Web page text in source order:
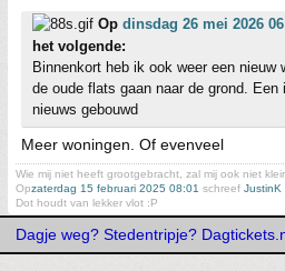
Op dinsdag 26 mei 2026
het volgende:
Binnenkort heb ik ook weer een nieuw
de oude flats gaan naar de grond.
nieuws gebouwd
Meer woningen. Of evenveel
Wie mij niet heeft grootgebracht, zal mij ook niet
Opzaterdag 15 februari 2025 08:01 schreef JustinK
Dot houdt van lekker vlot :P
Dagje weg? Stedentripje?